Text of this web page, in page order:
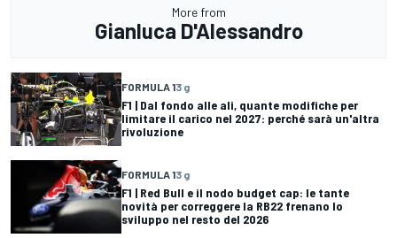
More from
Gianluca D'Alessandro
FORMULA 13 g
F1 | Dal fondo alle ali, quante modifiche per
limitare il carico nel 2027: perché sarà un'altra
rivoluzione
FORMULA 13 g
F1 | Red Bull e il nodo budget cap: le tante
novità per correggere la RB22 frenano lo
sviluppo nel resto del 2026